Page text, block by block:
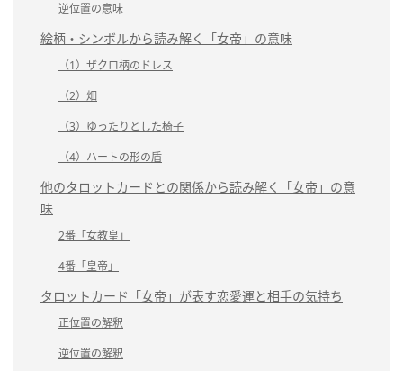
逆位置の意味
絵柄・シンボルから読み解く「女帝」の意味
（1）ザクロ柄のドレス
（2）畑
（3）ゆったりとした椅子
（4）ハートの形の盾
他のタロットカードとの関係から読み解く「女帝」の意
味
2番「女教皇」
4番「皇帝」
タロットカード「女帝」が表す恋愛運と相手の気持ち
正位置の解釈
逆位置の解釈